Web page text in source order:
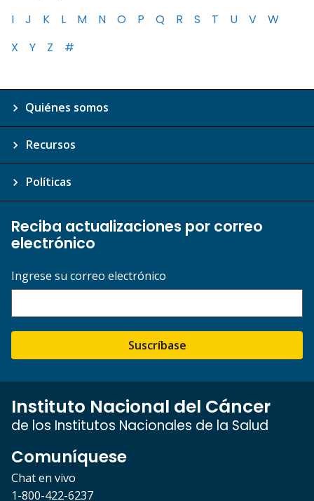
I
J K L M N O P Q R S T U V
W
X
Y Z #
Quiénes somos
Recursos
Políticas
Reciba actualizaciones por correo
electrónico
Ingrese su correo electrónico
Suscríbase
Instituto Nacional del Cáncer
de los Institutos Nacionales de la Salud
Comuníquese
Chat en vivo
1-800-422-6237